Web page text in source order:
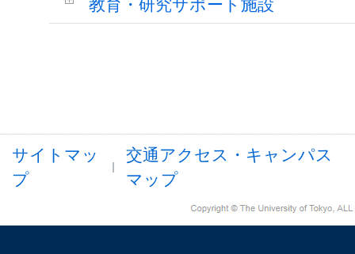
教育・研究サポート施設
サイトマッ
プ
交通アクセス・キャンパス
マップ